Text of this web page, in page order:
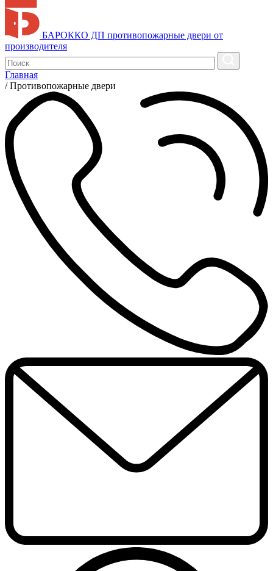
БАРОККО ДП противопожарные двери от
производителя
Главная
/ Противопожарные двери